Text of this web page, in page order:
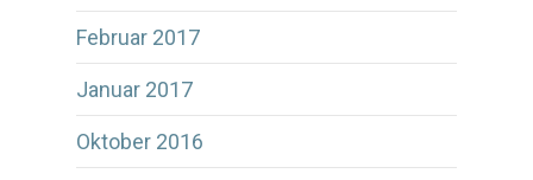
Februar 2017
Januar 2017
Oktober 2016